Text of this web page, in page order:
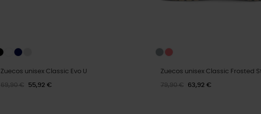
Zuecos unisex Classic Evo U
69,90 € 55,92 €
Zuecos unisex Classic Frosted
79,90 € 63,92 €